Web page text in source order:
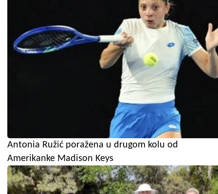
Antonia Ružić poražena u drugom kolu od
Amerikanke Madison Keys